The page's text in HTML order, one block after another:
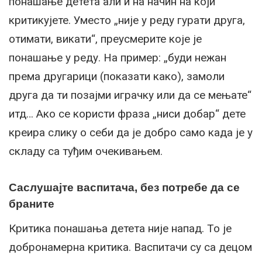
критикујете. Уместо „није у реду гурати друга,
отимати, викати“, преусмерите које је
понашање у реду. На пример: „буди нежан
према другарици (показати како), замоли
друга да ти позајми играчку или да се мењате“
итд… Ако се користи фраза „ниси добар“ дете
креира слику о себи да је добро само када је у
складу са туђим очекивањем.
Саслушајте васпитача, без потребе да се
браните
Критика понашања детета није напад. То је
добронамерна критика. Васпитачи су са децом